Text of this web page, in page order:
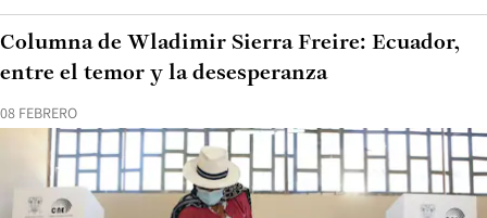
08 FEBRERO
Columna de Wladimir Sierra Freire: Ecuador,
entre el temor y la desesperanza